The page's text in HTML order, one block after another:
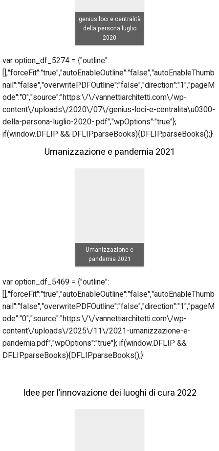
genius loci e centralità
della persona luglio
2020
var option_df_5274 = {"outline":
[],"forceFit":"true","autoEnableOutline":"false","autoEnableThumb
nail":"false","overwritePDFOutline":"false","direction":"1","pageM
ode":"0","source":"https:\/\/vannettiarchitetti.com\/wp-
content\/uploads\/2020\/07\/genius-loci-e-centralita\u0300-
della-persona-luglio-2020-.pdf","wpOptions":"true"};
if(window.DFLIP && DFLIP.parseBooks){DFLIP.parseBooks();}
Umanizzazione e pandemia 2021
Umanizzazione e
pandemia 2021
var option_df_5469 = {"outline":
[],"forceFit":"true","autoEnableOutline":"false","autoEnableThumb
nail":"false","overwritePDFOutline":"false","direction":"1","pageM
ode":"0","source":"https:\/\/vannettiarchitetti.com\/wp-
content\/uploads\/2025\/11\/2021-umanizzazione-e-
pandemia.pdf","wpOptions":"true"}; if(window.DFLIP &&
DFLIP.parseBooks){DFLIP.parseBooks();}
Idee per l’innovazione dei luoghi di cura 2022